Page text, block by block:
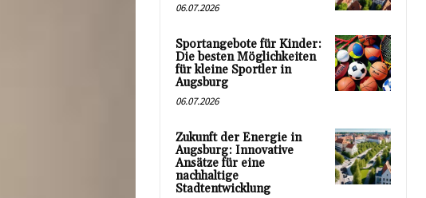
06.07.2026
Sportangebote für Kinder:
Die besten Möglichkeiten
für kleine Sportler in
Augsburg
06.07.2026
Zukunft der Energie in
Augsburg: Innovative
Ansätze für eine
nachhaltige
Stadtentwicklung